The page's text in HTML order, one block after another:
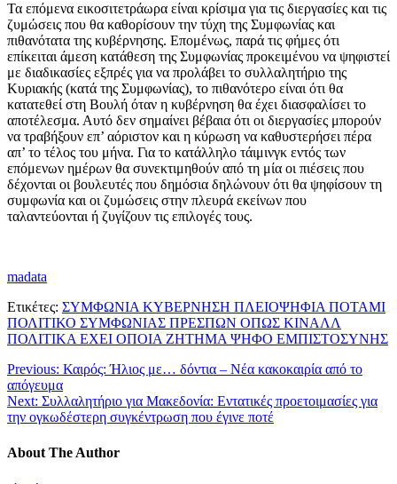
Τα επόμενα εικοσιτετράωρα είναι κρίσιμα για τις διεργασίες και τις
ζυμώσεις που θα καθορίσουν την τύχη της Συμφωνίας και
πιθανότατα της κυβέρνησης. Επομένως, παρά τις φήμες ότι
επίκειται άμεση κατάθεση της Συμφωνίας προκειμένου να ψηφιστεί
με διαδικασίες εξπρές για να προλάβει το συλλαλητήριο της
Κυριακής (κατά της Συμφωνίας), το πιθανότερο είναι ότι θα
κατατεθεί στη Βουλή όταν η κυβέρνηση θα έχει διασφαλίσει το
αποτέλεσμα. Αυτό δεν σημαίνει βέβαια ότι οι διεργασίες μπορούν
να τραβήξουν επ’ αόριστον και η κύρωση να καθυστερήσει πέρα
απ’ το τέλος του μήνα. Για το κατάλληλο τάιμινγκ εντός των
επόμενων ημέρων θα συνεκτιμηθούν από τη μία οι πιέσεις που
δέχονται οι βουλευτές που δημόσια δηλώνουν ότι θα ψηφίσουν τη
συμφωνία και οι ζυμώσεις στην πλευρά εκείνων που
ταλαντεύονται ή ζυγίζουν τις επιλογές τους.
madata
Ετικέτες: ΣΥΜΦΩΝΙΑ ΚΥΒΕΡΝΗΣΗ ΠΛΕΙΟΨΗΦΙΑ ΠΟΤΑΜΙ
ΠΟΛΙΤΙΚΟ ΣΥΜΦΩΝΙΑΣ ΠΡΕΣΠΩΝ ΟΠΩΣ ΚΙΝΑΛΛ
ΠΟΛΙΤΙΚΑ ΕΧΕΙ ΟΠΟΙΑ ΖΗΤΗΜΑ ΨΗΦΟ ΕΜΠΙΣΤΟΣΥΝΗΣ
Previous: Καιρός: Ήλιος με… δόντια – Νέα κακοκαιρία από το
απόγευμα
Next: Συλλαλητήριο για Μακεδονία: Εντατικές προετοιμασίες για
την ογκωδέστερη συγκέντρωση που έγινε ποτέ
About The Author